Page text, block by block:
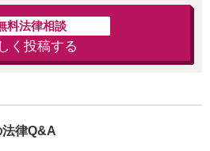
料法律相談
く投稿する
律Q&A